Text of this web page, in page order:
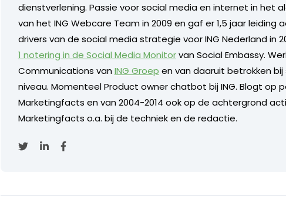
dienstverlening. Passie voor social media en internet in het
van het ING Webcare Team in 2009 en gaf er 1,5 jaar leiding
drivers van de social media strategie voor ING Nederland in
1 notering in de Social Media Monitorvan Social Embassy.
Communications vanING Groep en van daaruit betrokken
niveau. Momenteel Product owner chatbot bij ING. Blogt op
Marketingfacts en van 2004-2014 ook op de achtergrond
Marketingfacts o.a. bij de techniek en de redactie.